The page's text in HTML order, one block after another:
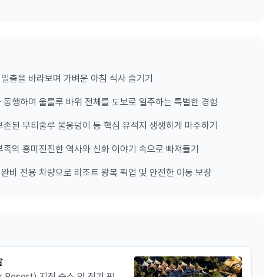
다.
설
는 가이드가 들려주는 말썽꾸러기 '푸른혀도마뱀'의 흥미진진한
니다.
한 식수원이었던 '무티줄루 물웅덩이(Mutitjulu Waterhole)'입
출을 바라보며 가벼운 아침 식사 즐기기
행하며 울룰루 바위 전체를 도보로 일주하는 특별한 경험
된 무티줄루 물웅덩이 등 핵심 유적지 생생하게 마주하기
의 흥미진진한 역사와 신화 이야기 속으로 빠져들기
비 전용 차량으로 리조트 왕복 픽업 및 안전한 이동 보장